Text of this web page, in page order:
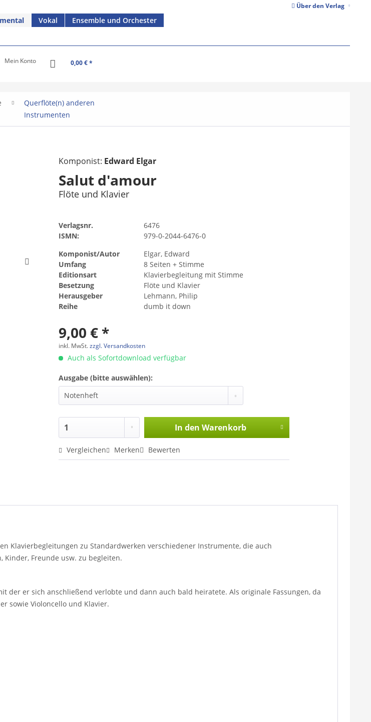
Über den Verlag
Vokal Ensemble und Orchester
Mein Konto 0,00 € *
Querflöte(n) anderen
Instrumenten
Komponist: Edward Elgar
Salut d'amour
Flöte und Klavier
Verlagsnr.
6476
ISMN:
979-0-2044-6476-0
Komponist/Autor
Elgar, Edward
Umfang
8 Seiten + Stimme
Editionsart
Klavierbegleitung mit Stimme
Besetzung
Flöte und Klavier
Herausgeber
Lehmann, Philip
Reihe
dumb it down
9,00 € *
inkl. MwSt.zzgl. Versandkosten
Auch als Sofortdownload verfügbar
Ausgabe (bitte auswählen):
In den Warenkorb
Vergleichen Merken Bewerten
Klavierbegleitungen zu Standardwerken verschiedener Instrumente, die auch
Freunde usw. zu begleiten.
der er sich anschließend verlobte und dann auch bald heiratete. Als originale Fassungen, da
sowie Violoncello und Klavier.